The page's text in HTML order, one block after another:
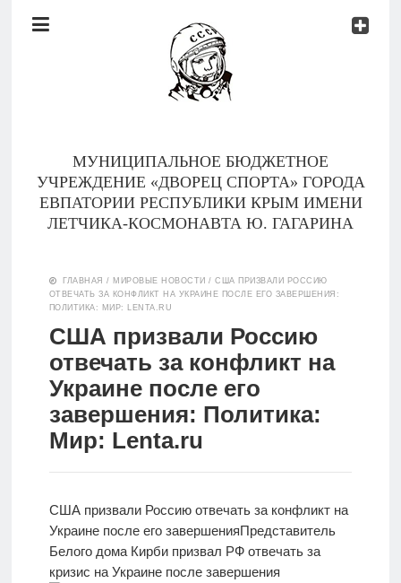
Документы
МУНИЦИПАЛЬНОЕ БЮДЖЕТНОЕ
УЧРЕЖДЕНИЕ «ДВОРЕЦ СПОРТА» ГОРОДА
ЕВПАТОРИИ РЕСПУБЛИКИ КРЫМ ИМЕНИ
ЛЕТЧИКА-КОСМОНАВТА Ю. ГАГАРИНА
Тренеры
Контакты
Новости
Родителям
О
нас
Версия для
ГЛАВНАЯ / МИРОВЫЕ НОВОСТИ /США ПРИЗВАЛИ РОССИЮ
ОТВЕЧАТЬ ЗА КОНФЛИКТ НА УКРАИНЕ ПОСЛЕ ЕГО ЗАВЕРШЕНИЯ:
ПОЛИТИКА: МИР: LENTA.RU
США призвали Россию
отвечать за конфликт на
Украине после его
завершения: Политика:
Мир: Lenta.ru
США призвали Россию отвечать за конфликт на
Украине после его завершенияПредставитель
Белого дома Кирби призвал РФ отвечать за
кризис на Украине после завершения